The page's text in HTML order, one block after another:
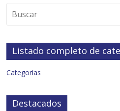
Listado completo de
Categorías
Destacados